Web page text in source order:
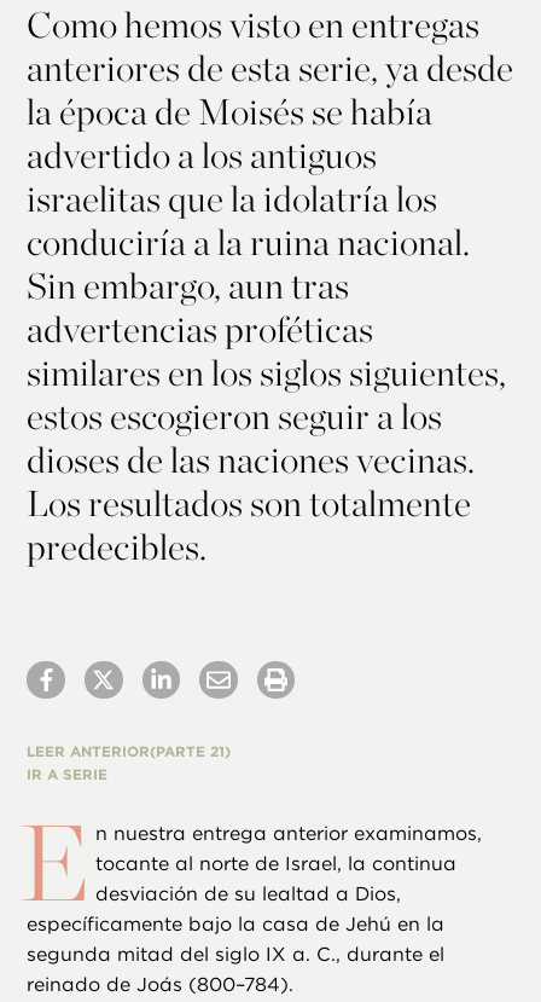
Como hemos visto en entregas
anteriores de esta serie, ya desde
la época de Moisés se había
advertido a los antiguos
israelitas que la idolatría los
conduciría a la ruina nacional.
Sin embargo, aun tras
advertencias proféticas
similares en los siglos siguientes,
estos escogieron seguir a los
dioses de las naciones vecinas.
Los resultados son totalmente
predecibles.
LEER ANTERIOR(PARTE 21)
IR A SERIE
E n nuestra entrega anterior examinamos,
tocante al norte de Israel, la continua
desviación de su lealtad a Dios,
específicamente bajo la casa de Jehú en la
segunda mitad del siglo IX a. C., durante el
reinado de Joás (800–784).